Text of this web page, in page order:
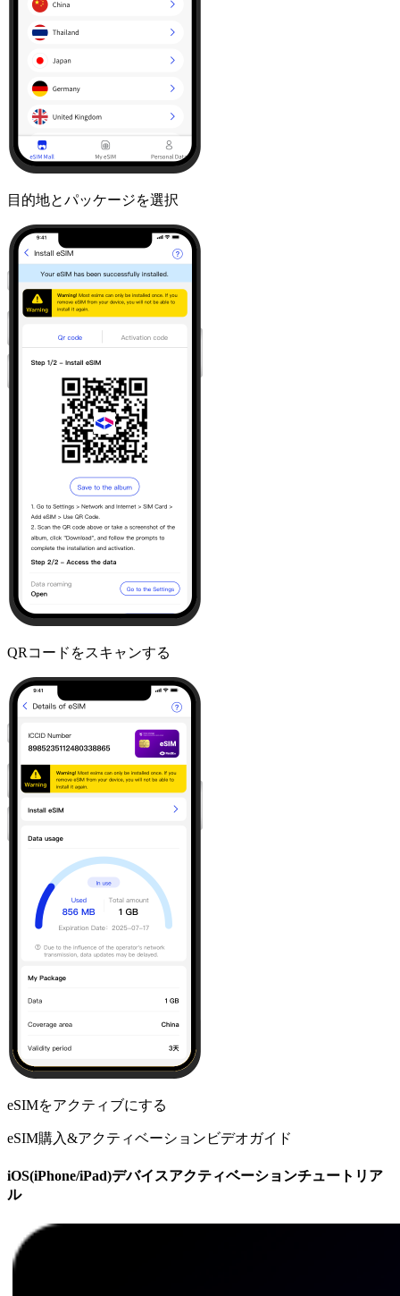
目的地とパッケージを選択
QRコードをスキャンする
eSIMをアクティブにする
eSIM購入&アクティベーションビデオガイド
iOS(iPhone/iPad)デバイスアクティベーションチュートリア
ル